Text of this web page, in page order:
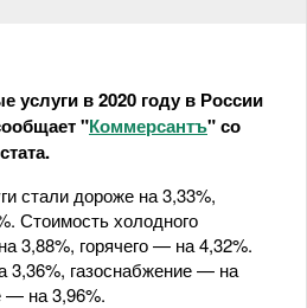
в 2020 году в России
"Коммерсантъ" со
стали дороже на 3,33%,
Стоимость холодного
3,88%, горячего — на 4,32%.
3,36%, газоснабжение — на
— на 3,96%.